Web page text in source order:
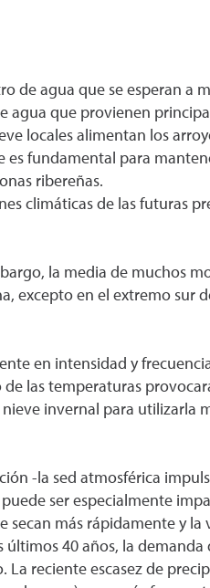
de agua que se esperan a
agua que provienen
locales alimentan los
es fundamental para
ribereñas.
climáticas de las futuras
la media de muchos
excepto en el extremo sur
en intensidad y
las temperaturas
invernal para utilizarla
-la sed atmosférica
ser especialmente
secan más rápidamente y la
40 años, la
reciente escasez de